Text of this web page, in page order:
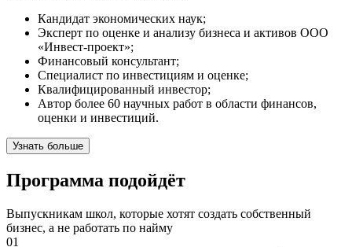
Кандидат экономических наук;
Эксперт по оценке и анализу бизнеса и активов ООО
«Инвест-проект»;
Финансовый консультант;
Специалист по инвестициям и оценке;
Квалифицированный инвестор;
Автор более 60 научных работ в области финансов,
оценки и инвестиций.
Узнать больше
Программа подойдёт
Выпускникам школ, которые хотят создать собственный
бизнес, а не работать по найму
01